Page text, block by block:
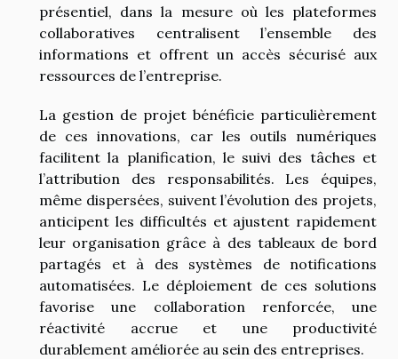
présentiel, dans la mesure où les plateformes
collaboratives centralisent l’ensemble des
informations et offrent un accès sécurisé aux
ressources de l’entreprise.
La gestion de projet bénéficie particulièrement
de ces innovations, car les outils numériques
facilitent la planification, le suivi des tâches et
l’attribution des responsabilités. Les équipes,
même dispersées, suivent l’évolution des projets,
anticipent les difficultés et ajustent rapidement
leur organisation grâce à des tableaux de bord
partagés et à des systèmes de notifications
automatisées. Le déploiement de ces solutions
favorise une collaboration renforcée, une
réactivité accrue et une productivité
durablement améliorée au sein des entreprises.